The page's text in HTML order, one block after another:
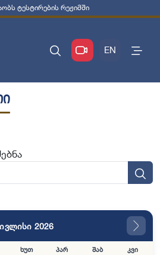
ტესტირების რეჟიმში
EN
ივლისი 2026
ხუთ პარ შაბ კვი